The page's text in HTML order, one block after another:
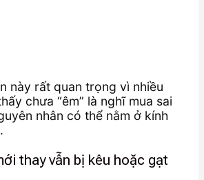
này rất quan trọng vì nhiều
chưa “êm” là nghĩ mua sai
nhân có thể nằm ở kính
thay vẫn bị kêu hoặc gạt